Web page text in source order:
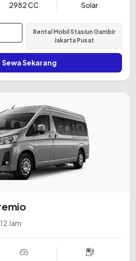
2982 CC Solar
Rental Mobil Stasiun Gambir
Jakarta Pusat
Sewa Sekarang
Jam